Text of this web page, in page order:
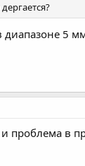
диапазоне 5
проблема в